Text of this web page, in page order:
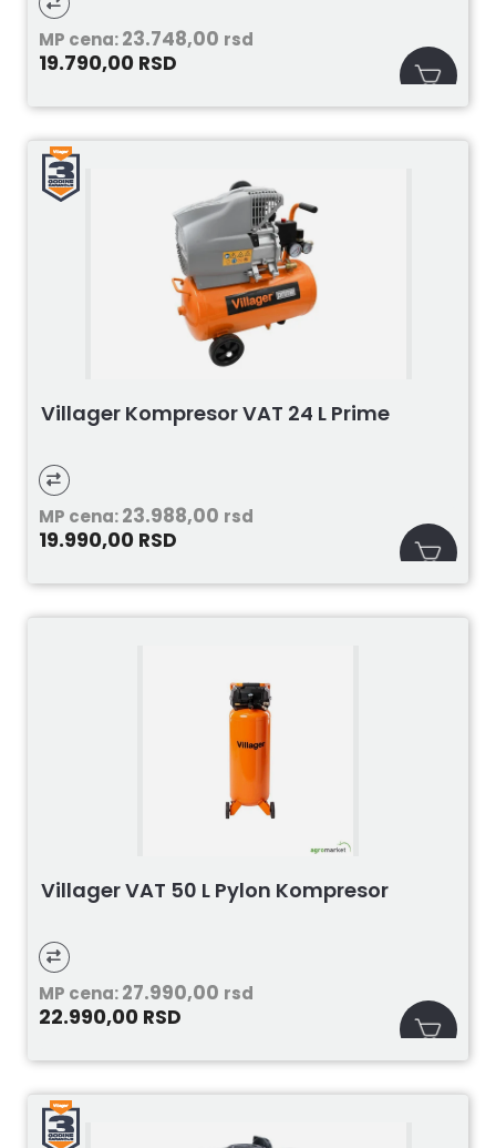
MP cena:23.748,00 rsd
19.790,00 RSD
Villager Kompresor VAT 24 L Prime
MP cena:23.988,00 rsd
19.990,00 RSD
Villager VAT 50 L Pylon Kompresor
MP cena:27.990,00 rsd
22.990,00 RSD